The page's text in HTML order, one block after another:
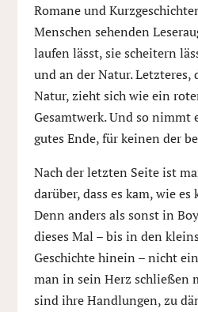
Romane und
Menschen sehenden
laufen lässt, sie scheitern
und an der Natur. Letzteres,
Natur, zieht sich wie ein
Gesamtwerk. Und so nimmt
gutes Ende, für keinen der
Nach der letzten Seite ist
darüber, dass es kam, wie
Denn anders als sonst in
dieses Mal – bis in den
Geschichte hinein – nicht
man in sein Herz schließen
sind ihre Handlungen, zu